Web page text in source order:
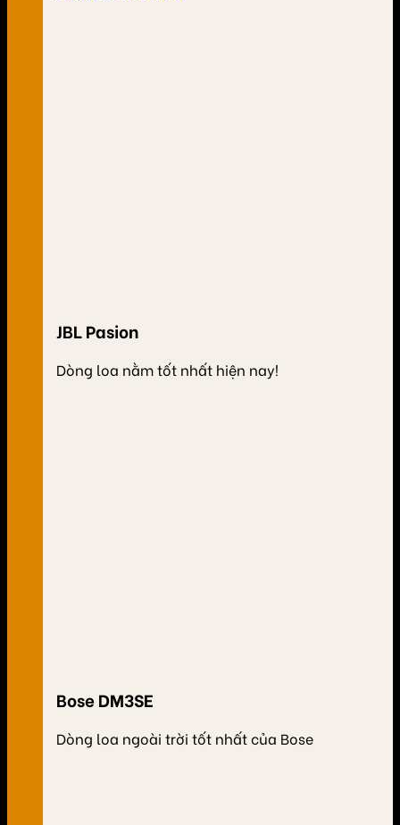
JBL Pasion
Dòng loa nằm tốt nhất hiện nay!
Bose DM3SE
Dòng loa ngoài trời tốt nhất của Bose